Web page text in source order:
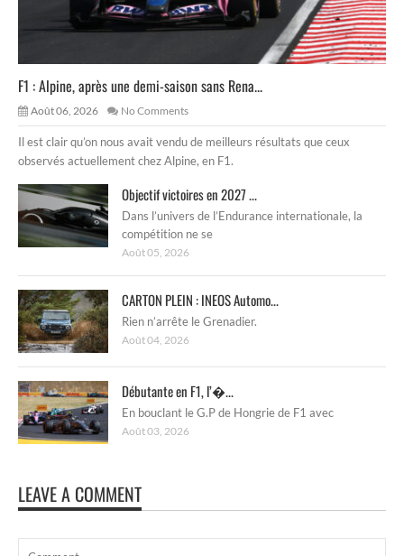
F1 : Alpine, après une demi-saison sans Rena...
Août 06, 2026 No Comments
Il est clair qu’on nous avait vendu de meilleurs résultats que ceux
observés actuellement chez Alpine, en F1.
Objectif victoires en 2027 ...
Dans l’univers de l’Endurance internationale, la
compétition ne se
Août 05, 2026
CARTON PLEIN : INEOS Automo...
Rien n’arrête le Grenadier.
Août 04, 2026
Débutante en F1, l’�...
En bouclant le G.P de Hongrie de F1 avec
Août 03, 2026
LEAVE A COMMENT